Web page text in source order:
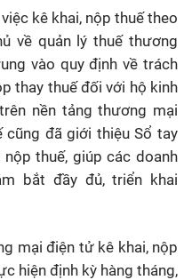
kê khai, nộp thuế theo
về quản lý thuế thương
vào quy định về trách
thay thuế đối với hộ kinh
nền tảng thương mại
cũng đã giới thiệu Sổ tay
thuế, giúp các doanh
bắt đầy đủ, triển khai
mại điện tử kê khai, nộp
hiện định kỳ hàng tháng,